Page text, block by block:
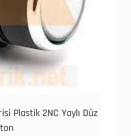
Plastik 2NC Yaylı Düz